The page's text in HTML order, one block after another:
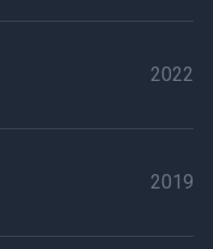
2022
2019